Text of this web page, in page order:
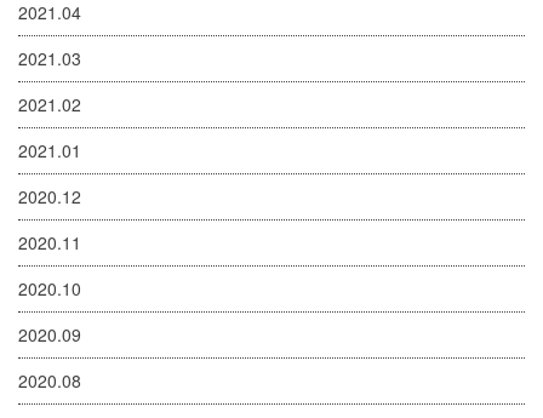
2021.04
2021.03
2021.02
2021.01
2020.12
2020.11
2020.10
2020.09
2020.08